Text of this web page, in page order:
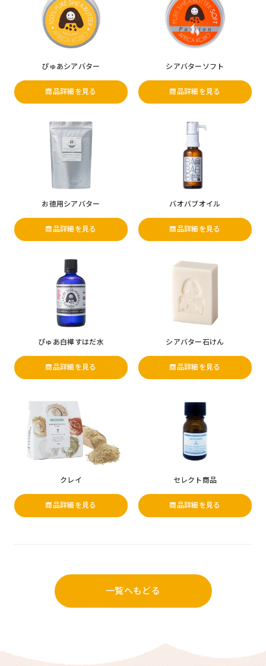
ぴゅあシアバター
商品詳細を見る
シアバターソフト
商品詳細を見る
お徳用シアバター
商品詳細を見る
バオバブオイル
商品詳細を見る
ぴゅあ白樺すはだ水
商品詳細を見る
シアバター石けん
商品詳細を見る
クレイ
商品詳細を見る
セレクト商品
商品詳細を見る
一覧へもどる